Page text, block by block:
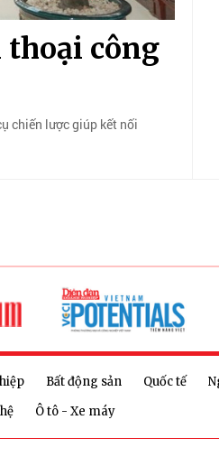
thoại công
chiến lược giúp kết nối
Bất động sản Quốc tế
Ô tô - Xe máy